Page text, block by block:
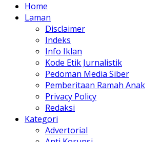
Home
Laman
Disclaimer
Indeks
Info Iklan
Kode Etik Jurnalistik
Pedoman Media Siber
Pemberitaan Ramah Anak
Privacy Policy
Redaksi
Kategori
Advertorial